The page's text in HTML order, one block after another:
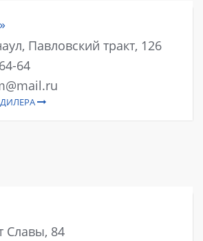
Павловский тракт, 126
64
Славы, 84